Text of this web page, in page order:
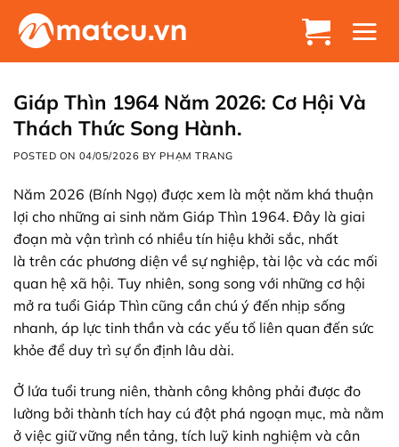
Chuyển
đến
Giáp Thìn 1964 Năm 2026: Cơ Hội Và
Thách Thức Song Hành.
POSTED ON 04/05/2026 BY PHẠM TRANG
Năm 2026 (Bính Ngọ) được xem là một năm khá thuận
lợi cho những ai sinh năm Giáp Thìn 1964. Đây là giai
đoạn mà vận trình có nhiều tín hiệu khởi sắc, nhất
là trên các phương diện về sự nghiệp, tài lộc và các mối
quan hệ xã hội. Tuy nhiên, song song với những cơ hội
mở ra tuổi Giáp Thìn cũng cần chú ý đến nhịp sống
nhanh, áp lực tinh thần và các yếu tố liên quan đến sức
khỏe để duy trì sự ổn định lâu dài.
Ở lứa tuổi trung niên, thành công không phải được đo
lường bởi thành tích hay cú đột phá ngoạn mục, mà nằm
ở việc giữ vững nền tảng, tích luỹ kinh nghiệm và cân